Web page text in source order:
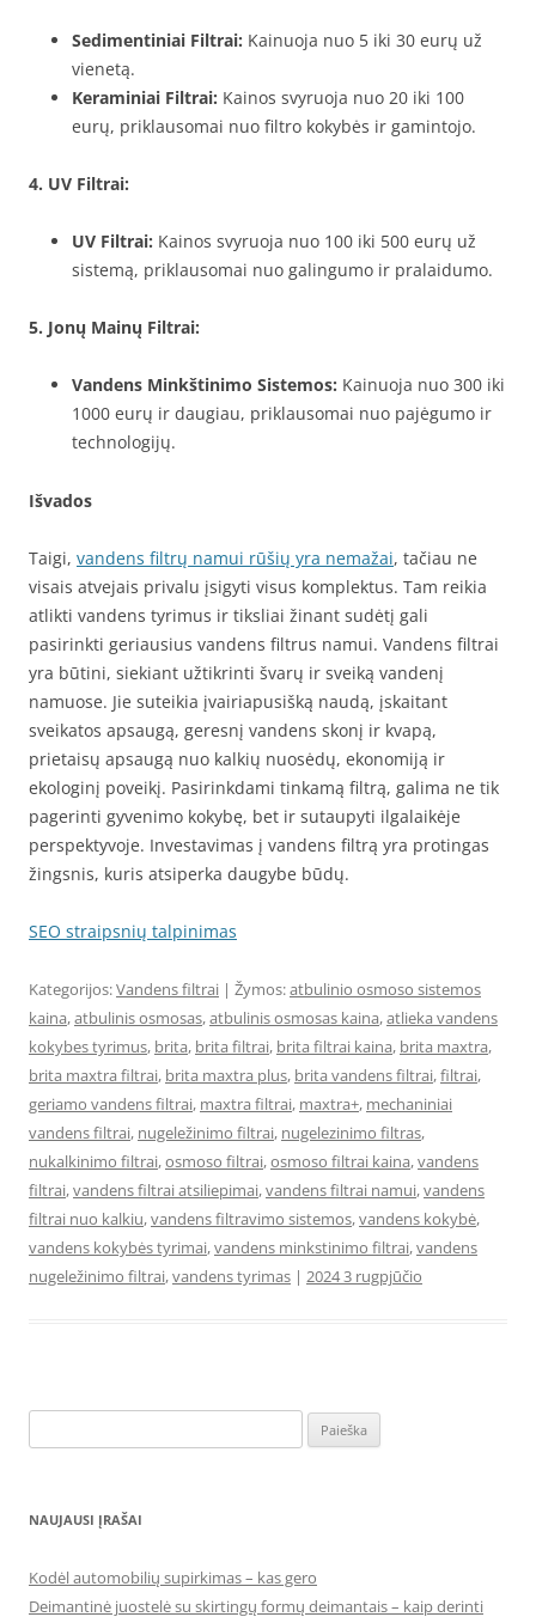
Sedimentiniai Filtrai: Kainuoja nuo 5 iki 30 eurų už
vienetą.
Keraminiai Filtrai: Kainos svyruoja nuo 20 iki 100
eurų, priklausomai nuo filtro kokybės ir gamintojo.
4. UV Filtrai:
UV Filtrai: Kainos svyruoja nuo 100 iki 500 eurų už
sistemą, priklausomai nuo galingumo ir pralaidumo.
5. Jonų Mainų Filtrai:
Vandens Minkštinimo Sistemos: Kainuoja nuo 300 iki
1000 eurų ir daugiau, priklausomai nuo pajėgumo ir
technologijų.
Išvados
Taigi, vandens filtrų namui rūšių yra nemažai, tačiau ne
visais atvejais privalu įsigyti visus komplektus. Tam reikia
atlikti vandens tyrimus ir tiksliai žinant sudėtį gali
pasirinkti geriausius vandens filtrus namui. Vandens filtrai
yra būtini, siekiant užtikrinti švarų ir sveiką vandenį
namuose. Jie suteikia įvairiapusišką naudą, įskaitant
sveikatos apsaugą, geresnį vandens skonį ir kvapą,
prietaisų apsaugą nuo kalkių nuosėdų, ekonomiją ir
ekologinį poveikį. Pasirinkdami tinkamą filtrą, galima ne tik
pagerinti gyvenimo kokybę, bet ir sutaupyti ilgalaikėje
perspektyvoje. Investavimas į vandens filtrą yra protingas
žingsnis, kuris atsiperka daugybe būdų.
SEO straipsnių talpinimas
Kategorijos:Vandens filtrai | Žymos:atbulinio osmoso sistemos
kaina,atbulinis osmosas,atbulinis osmosas kaina,atlieka vandens
kokybes tyrimus, brita, brita filtrai, brita filtrai kaina, brita maxtra,
brita maxtra filtrai, brita maxtra plus, brita vandens filtrai,filtrai,
geriamo vandens filtrai, maxtra filtrai, maxtra+, mechaniniai
vandens filtrai, nugeležinimo filtrai, nugelezinimo filtras,
nukalkinimo filtrai,osmoso filtrai,osmoso filtrai kaina,vandens
filtrai,vandens filtrai atsiliepimai,vandens filtrai namui,vandens
filtrai nuo kalkiu,vandens filtravimo sistemos,vandens kokybė,
vandens kokybės tyrimai,vandens minkstinimo filtrai,vandens
nugeležinimo filtrai,vandens tyrimas | 2024 3 rugpjūčio
NAUJAUSI ĮRAŠAI
Kodėl automobilių supirkimas – kas gero
Deimantinė juostelė su skirtingų formų deimantais – kaip derinti